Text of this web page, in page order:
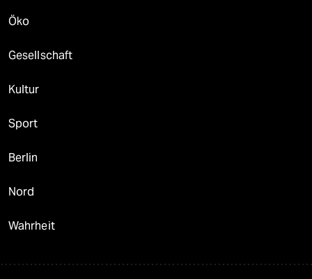
Öko
Gesellschaft
Kultur
Sport
Berlin
Nord
Wahrheit